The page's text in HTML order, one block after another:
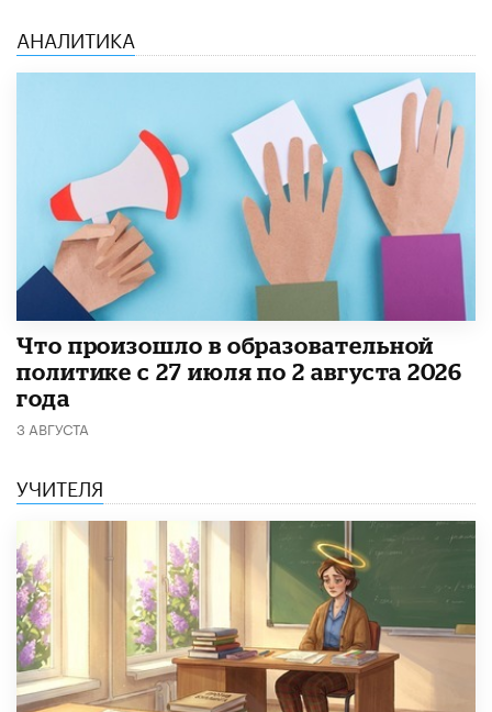
АНАЛИТИКА
​Что произошло в образовательной
политике с 27 июля по 2 августа 2026
года
3 АВГУСТА
УЧИТЕЛЯ